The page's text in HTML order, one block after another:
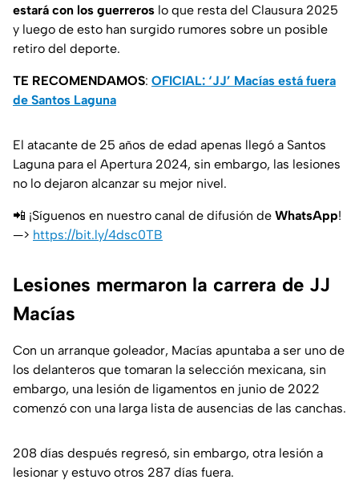
estará con los guerreros lo que resta del Clausura 2025
y luego de esto han surgido rumores sobre un posible
retiro del deporte.
TE RECOMENDAMOS: OFICIAL: ‘JJ’ Macías está fuera
de Santos Laguna
El atacante de 25 años de edad apenas llegó a Santos
Laguna para el Apertura 2024, sin embargo, las lesiones
no lo dejaron alcanzar su mejor nivel.
📲 ¡Síguenos en nuestro canal de difusión de WhatsApp!
—> https://bit.ly/4dsc0TB
Lesiones mermaron la carrera de JJ
Macías
Con un arranque goleador, Macías apuntaba a ser uno de
los delanteros que tomaran la selección mexicana, sin
embargo, una lesión de ligamentos en junio de 2022
comenzó con una larga lista de ausencias de las canchas.
208 días después regresó, sin embargo, otra lesión a
lesionar y estuvo otros 287 días fuera.